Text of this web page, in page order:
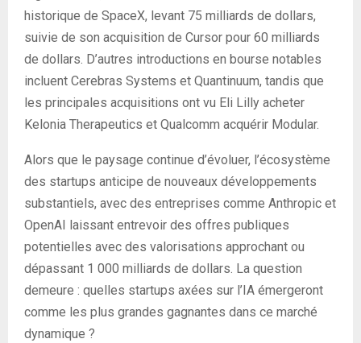
historique de SpaceX, levant 75 milliards de dollars,
suivie de son acquisition de Cursor pour 60 milliards
de dollars. D’autres introductions en bourse notables
incluent Cerebras Systems et Quantinuum, tandis que
les principales acquisitions ont vu Eli Lilly acheter
Kelonia Therapeutics et Qualcomm acquérir Modular.
Alors que le paysage continue d’évoluer, l’écosystème
des startups anticipe de nouveaux développements
substantiels, avec des entreprises comme Anthropic et
OpenAI laissant entrevoir des offres publiques
potentielles avec des valorisations approchant ou
dépassant 1 000 milliards de dollars. La question
demeure : quelles startups axées sur l’IA émergeront
comme les plus grandes gagnantes dans ce marché
dynamique ?